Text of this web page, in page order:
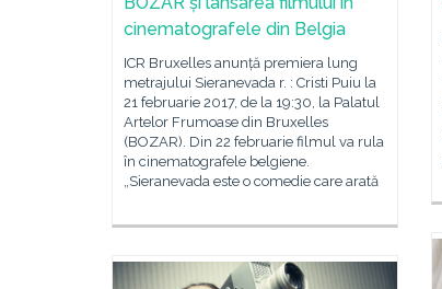
cinematografele din Belgia
ICR Bruxelles anunță premiera lung
metrajului Sieranevada r. : Cristi Puiu la
21 februarie 2017, de la 19:30, la Palatul
Artelor Frumoase din Bruxelles
(BOZAR). Din 22 februarie filmul va rula
în cinematografele belgiene.
„Sieranevada este o comedie care arată